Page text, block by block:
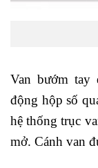
Van bướm tay
động hộp số
hệ thống trục
mở. Cánh van